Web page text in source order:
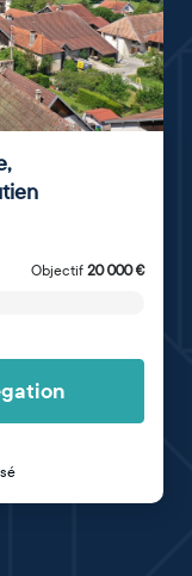
,
Objectif 20 000€